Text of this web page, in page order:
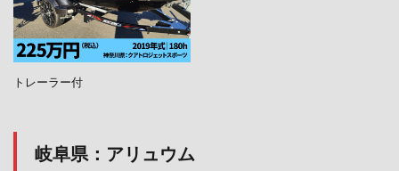
トレーラー付
岐阜県：アリュウム